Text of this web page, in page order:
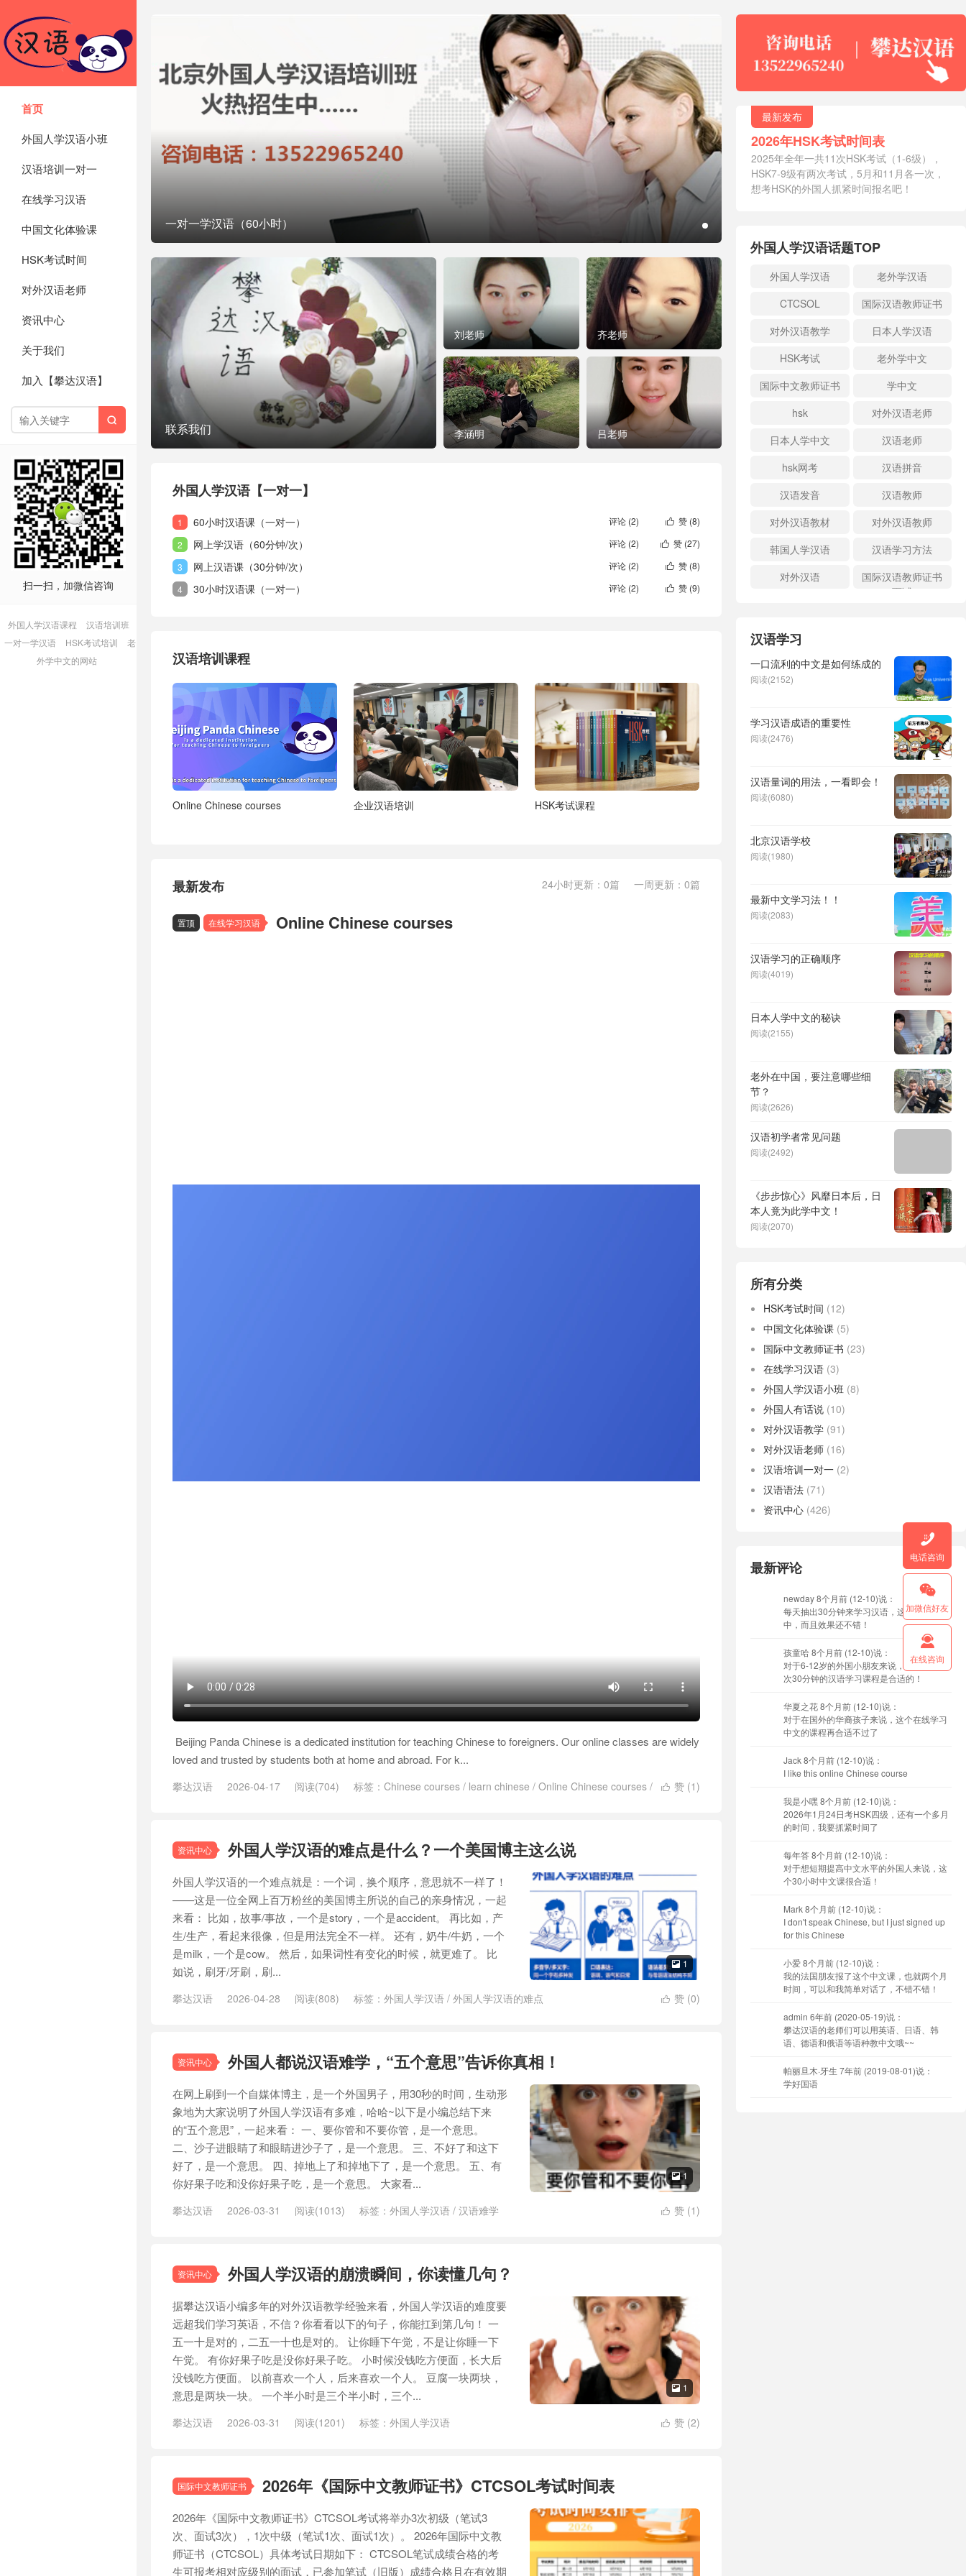
首页
外国人学汉语小班
汉语培训一对一
在线学习汉语
中国文化体验课
HSK考试时间
对外汉语老师
资讯中心
关于我们
加入【攀达汉语】

扫一扫，加微信咨询
外国人学汉语课程
汉语培训班
一对一学汉语
HSK考试培训
老
外学中文的网站
一对一学汉语（60小时）

联系我们
刘老师 齐老师
李涵明 吕老师
外国人学汉语【一对一】
评论 (2)  赞 (8)
1 60小时汉语课（一对一）
评论 (2)  赞 (27)
2 网上学汉语（60分钟/次）
评论 (2)  赞 (8)
3 网上汉语课（30分钟/次）
评论 (2)  赞 (9)
4 30小时汉语课（一对一）
汉语培训课程
Online Chinese courses 企业汉语培训 HSK考试课程
24小时更新：0篇 一周更新：0篇
最新发布
置顶 在线学习汉语 Online Chinese courses
Beijing Panda Chinese is a dedicated institution for teaching Chinese to foreigners. Our online classes are widely
loved and trusted by students both at home and abroad. For k...
 赞 (1)
攀达汉语 2026-04-17 阅读(704) 标签： Chinese courses / learn chinese / Online Chinese courses /
资讯中心 外国人学汉语的难点是什么？一个美国博主这么说
 1
外国人学汉语的一个难点就是：一个词，换个顺序，意思就不一样了！
——这是一位全网上百万粉丝的美国博主所说的自己的亲身情况，一起
来看： 比如，故事/事故，一个是story，一个是accident。 再比如，产
生/生产，看起来很像，但是用法完全不一样。 还有，奶牛/牛奶，一个
是milk，一个是cow。 然后，如果词性有变化的时候，就更难了。 比
如说，刷牙/牙刷，刷...
 赞 (0)
攀达汉语 2026-04-28 阅读(808) 标签： 外国人学汉语 / 外国人学汉语的难点
资讯中心 外国人都说汉语难学，“五个意思”告诉你真相！
 1
在网上刷到一个自媒体博主，是一个外国男子，用30秒的时间，生动形
象地为大家说明了外国人学汉语有多难，哈哈~以下是小编总结下来
的“五个意思”，一起来看： 一、要你管和不要你管，是一个意思。
二、沙子进眼睛了和眼睛进沙子了，是一个意思。 三、不好了和这下
好了，是一个意思。 四、掉地上了和掉地下了，是一个意思。 五、有
你好果子吃和没你好果子吃，是一个意思。 大家看...
 赞 (1)
攀达汉语 2026-03-31 阅读(1013) 标签： 外国人学汉语 / 汉语难学
资讯中心 外国人学汉语的崩溃瞬间，你读懂几句？
 1
据攀达汉语小编多年的对外汉语教学经验来看，外国人学汉语的难度要
远超我们学习英语，不信？你看看以下的句子，你能扛到第几句！ 一
五一十是对的，二五一十也是对的。 让你睡下午觉，不是让你睡一下
午觉。 有你好果子吃是没你好果子吃。 小时候没钱吃方便面，长大后
没钱吃方便面。 以前喜欢一个人，后来喜欢一个人。 豆腐一块两块，
意思是两块一块。 一个半小时是三个半小时，三个...
 赞 (2)
攀达汉语 2026-03-31 阅读(1201) 标签： 外国人学汉语
国际中文教师证书 2026年《国际中文教师证书》CTCSOL考试时间表
2026年《国际中文教师证书》CTCSOL考试将举办3次初级（笔试3
次、面试3次），1次中级（笔试1次、面试1次）。 2026年国际中文教
师证书（CTCSOL）具体考试日期如下： CTCSOL笔试成绩合格的考
生可报考相对应级别的面试，已参加笔试（旧版）成绩合格且在有效期
最新发布
2026年HSK考试时间表
2025年全年一共11次HSK考试（1-6级），
HSK7-9级有两次考试，5月和11月各一次，
想考HSK的外国人抓紧时间报名吧！
外国人学汉语话题TOP
外国人学汉语
老外学汉语
CTCSOL
国际汉语教师证书
对外汉语教学
日本人学汉语
HSK考试
老外学中文
国际中文教师证书
学中文
hsk
对外汉语老师
日本人学中文
汉语老师
hsk网考
汉语拼音
汉语发音
汉语教师
对外汉语教材
对外汉语教师
韩国人学汉语
汉语学习方法
对外汉语
国际汉语教师证书
面试
汉语学习
一口流利的中文是如何练成的
阅读(2152)
学习汉语成语的重要性
阅读(2476)
汉语量词的用法，一看即会！
阅读(6080)
北京汉语学校
阅读(1980)
最新中文学习法！！
阅读(2083)
汉语学习的正确顺序
阅读(4019)
日本人学中文的秘诀
阅读(2155)
老外在中国，要注意哪些细
节？
阅读(2626)
汉语初学者常见问题
阅读(2492)
《步步惊心》风靡日本后，日
本人竟为此学中文！
阅读(2070)
所有分类
HSK考试时间 (12)
中国文化体验课 (5)
国际中文教师证书 (23)
在线学习汉语 (3)
外国人学汉语小班 (8)
外国人有话说 (10)
对外汉语教学 (91)
对外汉语老师 (16)
汉语培训一对一 (2)
汉语语法 (71)
资讯中心 (426)
最新评论
newday8个月前 (12-10)说：
每天抽出30分钟来学习汉语，这个节奏适
中，而且效果还不错！
孩童哈 8个月前 (12-10)说：
对于6-12岁的外国小朋友来说，选择这个每
次30分钟的汉语学习课程是合适的！
华夏之花8个月前 (12-10)说：
对于在国外的华裔孩子来说，这个在线学习
中文的课程再合适不过了
Jack8个月前 (12-10)说：
I like this online Chinese course
我是小嘿8个月前 (12-10)说：
2026年1月24日考HSK四级，还有一个多月
的时间，我要抓紧时间了
每年答8个月前 (12-10)说：
对于想短期提高中文水平的外国人来说，这
个30小时中文课很合适！
Mark8个月前 (12-10)说：
I don't speak Chinese, but I just signed up
for this Chinese
小爱8个月前 (12-10)说：
我的法国朋友报了这个中文课，也就两个月
时间，可以和我简单对话了，不错不错！
admin 6年前 (2020-05-19)说：
攀达汉语的老师们可以用英语、日语、韩
语、德语和俄语等语种教中文哦~~
帕丽旦木·牙生 7年前 (2019-08-01)说：
学好国语

电话咨询

加微信好友

在线咨询